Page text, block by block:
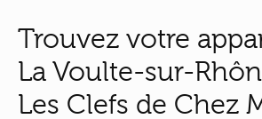
Trouvez votre
La Voulte-sur-
Les Clefs de Chez